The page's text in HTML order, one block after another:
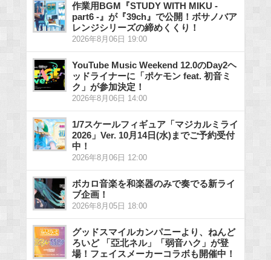
作業用BGM『STUDY WITH MIKU -
part6 -』が『39ch』で公開！ボサノバア
レンジシリーズの締めくくり！
2026年8月06日 19:00
YouTube Music Weekend 12.0のDay2ヘ
ッドライナーに「ポケモン feat. 初音ミ
ク」が参加決定！
2026年8月06日 14:00
1/7スケールフィギュア「マジカルミライ
2026」Ver. 10月14日(水)までご予約受付
中！
2026年8月06日 12:00
ボカロ音楽を和楽器のみで奏でる新ライ
ブ企画！
2026年8月05日 18:00
グッドスマイルカンパニーより、ねんど
ろいど 「亞北ネル」「弱音ハク」が登
場！フェイスメーカーコラボも開催中！